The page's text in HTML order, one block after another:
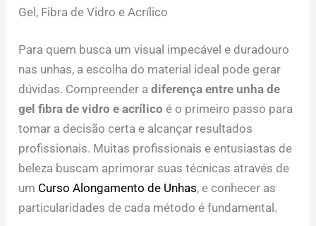
Gel, Fibra de Vidro e Acrílico
Para quem busca um visual impecável e duradouro
nas unhas, a escolha do material ideal pode gerar
dúvidas. Compreender adiferença entre unha de
gel fibra de vidro e acrílico é o primeiro passo para
tomar a decisão certa e alcançar resultados
profissionais. Muitas profissionais e entusiastas de
beleza buscam aprimorar suas técnicas através de
um Curso Alongamento de Unhas, e conhecer as
particularidades de cada método é fundamental.